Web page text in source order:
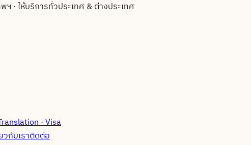
ฯ · ให้บริการทั่วประเทศ & ต่างประเทศ
· Visa
วกับเราติดต่อ